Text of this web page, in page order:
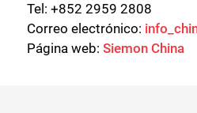
Tel: +852 2959 2808
Correo electrónico:
Página web: Siemon China